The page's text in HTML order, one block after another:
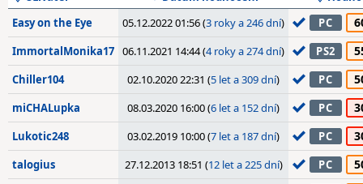
Easy on the Eye
05.12.2022 01:56 (3 roky a 246 dní) PC
ImmortalMonika17 06.11.2021 14:44 (4 roky a 274 dní) PS2
Chiller104 02.10.2020 22:31 (5 let a 309 dní) PC
miCHALupka 08.03.2020 16:00 (6 let a 152 dní) PC
Lukotic248 03.02.2019 10:00 (7 let a 187 dní) PC
talogius 27.12.2013 18:51 (12 let a 225 dní) PC